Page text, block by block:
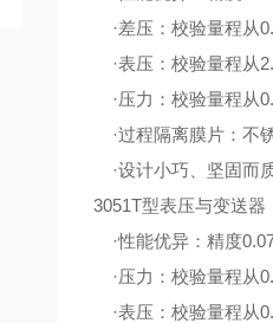
·差压：校验量程从
·表压：校验量程从
·压力：校验量程从
·过程隔离膜片：不
·设计小巧、坚固而
3051T型表压与变送器
·性能优异：精度
·压力：校验量程从
·表压：校验量程从